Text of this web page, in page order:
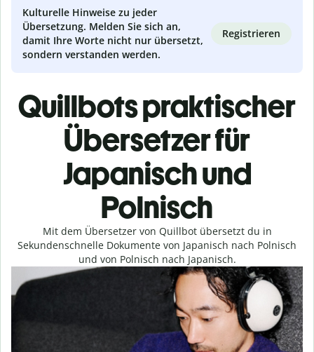
Kulturelle Hinweise zu jeder
Übersetzung. Melden Sie sich an,
damit Ihre Worte nicht nur übersetzt,
sondern verstanden werden.
Registrieren
Quillbots praktischer
Übersetzer für
Japanisch und
Polnisch
Mit dem Übersetzer von Quillbot übersetzt du in
Sekundenschnelle Dokumente von Japanisch nach Polnisch
und von Polnisch nach Japanisch.